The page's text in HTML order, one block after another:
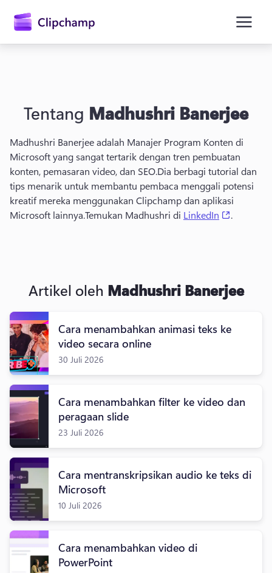
utama
Masuk
Coba gratis
Tentang Madhushri Banerjee
Madhushri Banerjee adalah Manajer Program Konten di
Microsoft yang sangat tertarik dengan tren pembuatan
konten, pemasaran video, dan SEO.Dia berbagi tutorial dan
tips menarik untuk membantu pembaca menggali potensi
kreatif mereka menggunakan Clipchamp dan aplikasi
Microsoft lainnya.Temukan Madhushri di LinkedIn .
Artikel oleh Madhushri Banerjee
Cara menambahkan animasi teks ke
video secara online
30 Juli 2026
Cara menambahkan filter ke video dan
peragaan slide
23 Juli 2026
Cara mentranskripsikan audio ke teks di
Microsoft
10 Juli 2026
Cara menambahkan video di
PowerPoint